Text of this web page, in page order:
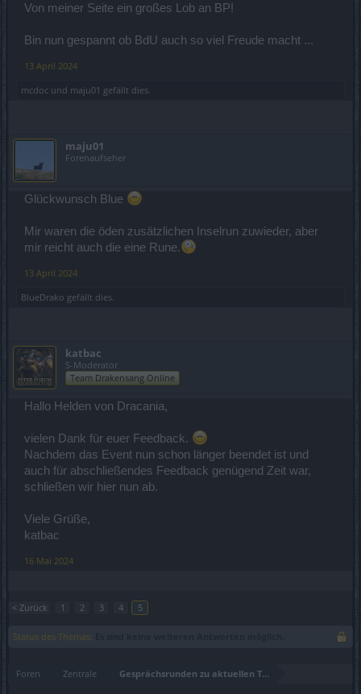
Von meiner Seite ein großes Lob an BP!
Bin nun gespannt ob BdU auch so viel Freude macht ...
13 April 2024
mcdoc und maju01 gefällt dies.
maju01
Forenaufseher
Glückwunsch Blue
Mir waren die öden zusätzlichen Inselrun zuwieder, aber
mir reicht auch die eine Rune.
13 April 2024
BlueDrako gefällt dies.
katbac
S-Moderator
Team Drakensang Online
Hallo Helden von Dracania,
vielen Dank für euer Feedback.
Nachdem das Event nun schon länger beendet ist und
auch für abschließendes Feedback genügend Zeit war,
schließen wir hier nun ab.
Viele Grüße,
katbac
16 Mai 2024
< Zurück 1 2 3 4 5
Status des Themas:
Foren Zentrale Gesprächsrunden zu aktuellen Themen